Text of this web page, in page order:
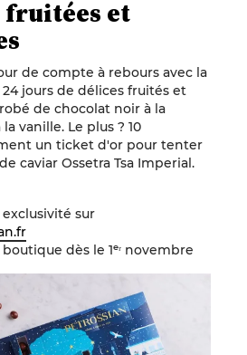
et
de compte à rebours avec la
24 jours de délices fruités et
de chocolat noir à la
vanille. Le plus ? 10
un ticket d'or pour tenter
caviar Ossetra Tsa Imperial.
sur
dès le 1ᵉʳ novembre